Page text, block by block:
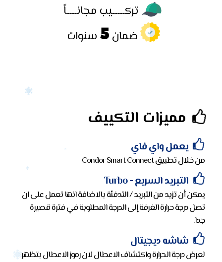
تركـــــيب مجانــــاً
ضمان5 سنوات
مميزات التكييف
يعمل واي فاي
من خلال تطبيق Condor Smart Connect
التبريد السريع - Turbo
يمكن أن تزيد من التبريد / التدفئة بالاضافة انها تعمل على ان
تصل درجة حرارة الغرفة إلى الدرجة المطلوبة في فترة قصيرة
جدا.
شاشه ديجيتال
لعرض درجة الحرارة واكتشاف الاعطال لان رموز الاعطال بتظهر